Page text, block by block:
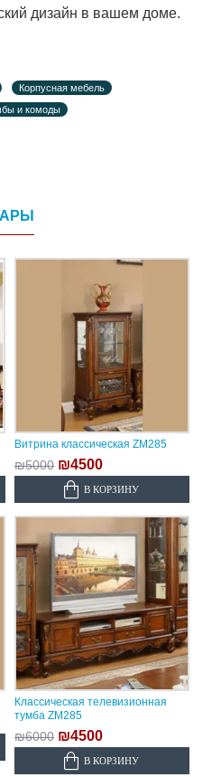
дизайн в вашем доме.
Корпусная мебель
и комоды
Витрина классическая ZM285
₪5000 ₪4500
В КОРЗИНУ
Классическая телевизионная
тумба ZM285
₪6000 ₪4500
В КОРЗИНУ